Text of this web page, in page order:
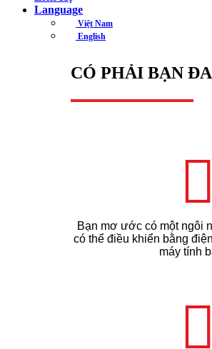
Language
Việt Nam
English
CÓ PHẢI BẠN
Bạn mơ ước có một ngôi
có thể điều khiển bằng
máy tính